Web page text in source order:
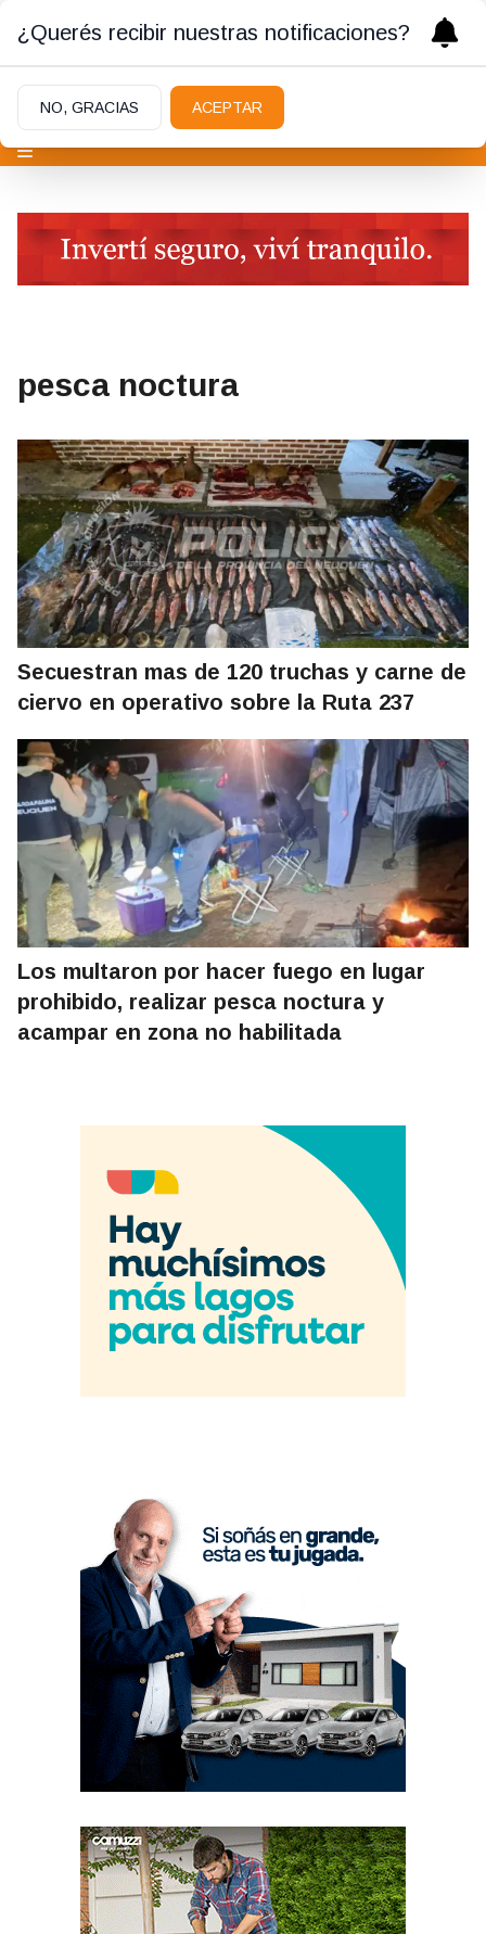
pesca noctura
Secuestran mas de 120 truchas y carne de
ciervo en operativo sobre la Ruta 237
Los multaron por hacer fuego en lugar
prohibido, realizar pesca noctura y
acampar en zona no habilitada
¿Querés recibir nuestras notificaciones?
NO, GRACIAS ACEPTAR